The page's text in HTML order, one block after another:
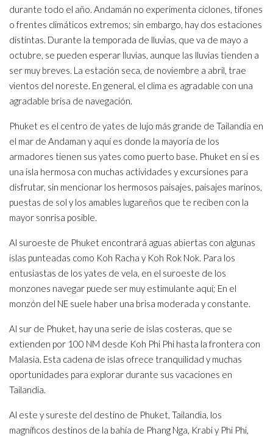
durante todo el año. Andamán no experimenta ciclones, tifones
o frentes climáticos extremos; sin embargo, hay dos estaciones
distintas. Durante la temporada de lluvias, que va de mayo a
octubre, se pueden esperar lluvias, aunque las lluvias tienden a
ser muy breves. La estación seca, de noviembre a abril, trae
vientos del noreste. En general, el clima es agradable con una
agradable brisa de navegación.
Phuket es el centro de yates de lujo más grande de Tailandia en
el mar de Andaman y aquí es donde la mayoría de los
armadores tienen sus yates como puerto base. Phuket en sí es
una isla hermosa con muchas actividades y excursiones para
disfrutar, sin mencionar los hermosos paisajes, paisajes marinos,
puestas de sol y los amables lugareños que te reciben con la
mayor sonrisa posible.
Al suroeste de Phuket encontrará aguas abiertas con algunas
islas punteadas como Koh Racha y Koh Rok Nok. Para los
entusiastas de los yates de vela, en el suroeste de los
monzones navegar puede ser muy estimulante aquí; En el
monzón del NE suele haber una brisa moderada y constante.
Al sur de Phuket, hay una serie de islas costeras, que se
extienden por 100 NM desde Koh Phi Phi hasta la frontera con
Malasia. Esta cadena de islas ofrece tranquilidad y muchas
oportunidades para explorar durante sus vacaciones en
Tailandia.
Al este y sureste del destino de Phuket, Tailandia, los
magníficos destinos de la bahía de Phang Nga, Krabi y Phi Phi,